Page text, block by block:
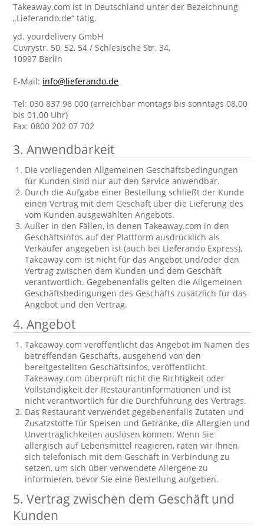
Takeaway.com ist in Deutschland unter der Bezeichnung
„Lieferando.de“ tätig.
yd. yourdelivery GmbH
Cuvrystr. 50, 52, 54 / Schlesische Str. 34,
10997 Berlin
E-Mail: info@lieferando.de
Tel: 030 837 96 000 (erreichbar montags bis sonntags 08.00
bis 01.00 Uhr)
Fax: 0800 202 07 702
3. Anwendbarkeit
Die vorliegenden Allgemeinen Geschäftsbedingungen
für Kunden sind nur auf den Service anwendbar.
Durch die Aufgabe einer Bestellung schließt der Kunde
einen Vertrag mit dem Geschäft über die Lieferung des
vom Kunden ausgewählten Angebots.
Außer in den Fällen, in denen Takeaway.com in den
Geschäftsinfos auf der Plattform ausdrücklich als
Verkäufer angegeben ist (auch bei Lieferando Express),
Takeaway.com ist nicht für das Angebot und/oder den
Vertrag zwischen dem Kunden und dem Geschäft
verantwortlich. Gegebenenfalls gelten die Allgemeinen
Geschäftsbedingungen des Geschäfts zusätzlich für das
Angebot und den Vertrag.
4. Angebot
Takeaway.com veröffentlicht das Angebot im Namen des
betreffenden Geschäfts, ausgehend von den
bereitgestellten Geschäftsinfos, veröffentlicht.
Takeaway.com überprüft nicht die Richtigkeit oder
Vollständigkeit der Restaurantinformationen und ist
nicht verantwortlich für die Durchführung des Vertrags.
Das Restaurant verwendet gegebenenfalls Zutaten und
Zusatzstoffe für Speisen und Getränke, die Allergien und
Unverträglichkeiten auslösen können. Wenn Sie
allergisch auf Lebensmittel reagieren, raten wir Ihnen,
sich telefonisch mit dem Geschäft in Verbindung zu
setzen, um sich über verwendete Allergene zu
informieren, bevor Sie eine Bestellung aufgeben.
5. Vertrag zwischen dem Geschäft und
Kunden